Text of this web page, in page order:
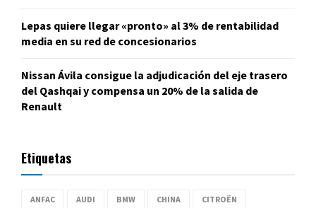
Lepas quiere llegar «pronto» al 3% de rentabilidad
media en su red de concesionarios
Nissan Ávila consigue la adjudicación del eje trasero
del Qashqai y compensa un 20% de la salida de
Renault
Etiquetas
ANFAC AUDI BMW CHINA CITROËN